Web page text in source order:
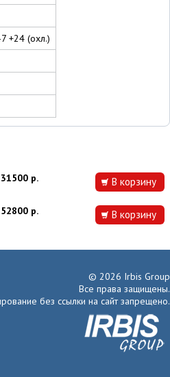
+24 (охл.)
31500 р. В корзину
52800 р. В корзину
© 2026 Irbis Group
Все права защищены.
без ссылки на сайт запрещено.